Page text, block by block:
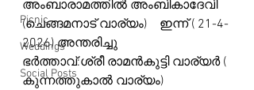
Picnic
Weddings
Social Posts
അംബാരാമത്തിൽ അംബികാദേവി
(ചെങ്ങമനാട് വാര്യം)    ഇന്ന് ( 21-4-
2026) അന്തരിച്ചു
ഭർത്താവ്:ശ്രീ രാമൻകുട്ടി വാര്യർ (
കുന്നത്തുകാൽ വാര്യം)